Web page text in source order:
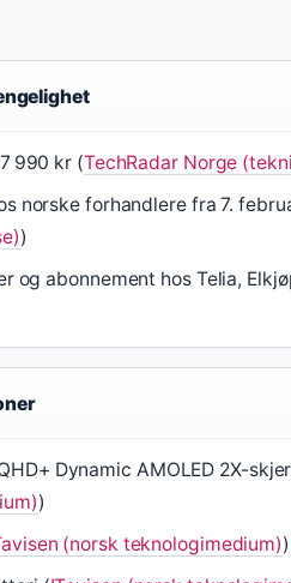
990 kr (TechRadar Norge
norske forhandlere fra 7.
)
og abonnement hos Telia,
Dynamic AMOLED 2X-
)
(norsk teknologimedium))